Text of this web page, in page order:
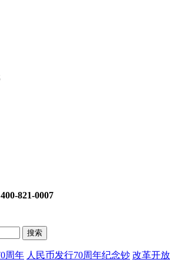
400-821-0007
周年 人民币发行70周年纪念钞 改革开